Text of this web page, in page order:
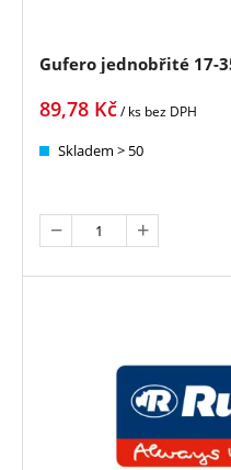
Gufero jednobřité 17-
89,78 Kč/ ks bez DPH
Skladem > 50